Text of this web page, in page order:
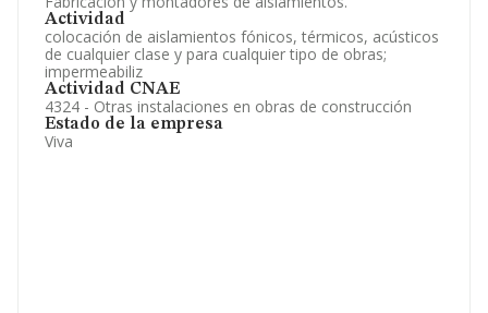
Actividad
colocación de aislamientos fónicos, térmicos, acústicos
de cualquier clase y para cualquier tipo de obras;
impermeabiliz
Actividad CNAE
4324 - Otras instalaciones en obras de construcción
Estado de la empresa
Viva